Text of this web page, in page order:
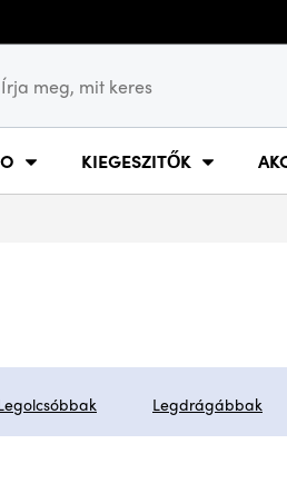
KIEGESZITŐK
Legdrágábbak